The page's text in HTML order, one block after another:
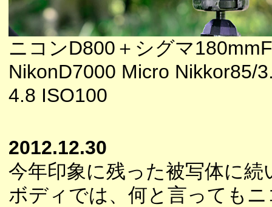
ニコンD800＋シグマ
NikonD7000 Micro Nikkor85/
4.8 ISO100
2012.12.30
今年印象に残った被写体に続
ボディでは、何と言っても